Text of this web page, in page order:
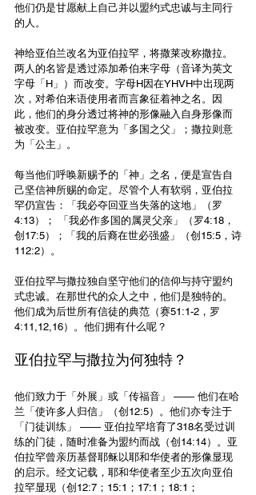
他们仍是甘愿献上自己并以盟约式忠诚与主同行
的人。
神给亚伯兰改名为亚伯拉罕，将撒莱改称撒拉。
两人的名皆是透过添加希伯来字母（音译为英文
字母「H」）而改变。字母H因在YHVH中出现两
次，对希伯来语使用者而言象征着神之名。因
此，他们的身分透过将神的形像融入自身形像而
被改变。亚伯拉罕意为「多国之父」；撒拉则意
为「公主」。
每当他们呼唤新赐予的「神」之名，便是宣告自
己坚信神所赐的命定。尽管个人有软弱，亚伯拉
罕仍宣告：「我必夺回亚当失落的这地」（罗
4:13）； 「我必作多国的属灵父亲」（罗4:18，
创17:5）；「我的后裔在世必强盛」（创15:5，诗
112:2）。
亚伯拉罕与撒拉独自坚守他们的信仰与持守盟约
式忠诚。在那世代的众人之中，他们是独特的。
他们成为后世所有信徒的典范（赛51:1-2，罗
4:11,12,16）。他们拥有什么呢？
亚伯拉罕与撒拉为何独特？
他们致力于「外展」或「传福音」 —— 他们在哈
兰「使许多人归信」（创12:5）。他们亦专注于
「门徒训练」 —— 亚伯拉罕培育了318名受过训
练的门徒，随时准备为盟约而战（创14:14）。亚
伯拉罕曾亲历基督耶稣以耶和华使者的形像显现
的启示。经文记载，耶和华使者至少五次向亚伯
拉罕显现（创12:7；15:1；17:1；18:1；